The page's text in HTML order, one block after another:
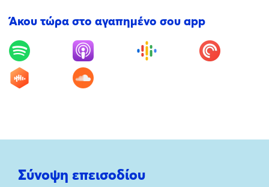
Άκου τώρα στο αγαπημένο σου app
Σύνοψη επεισοδίου